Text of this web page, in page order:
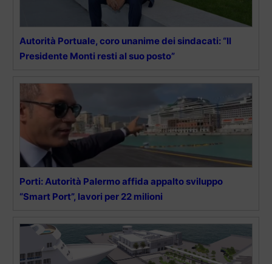
Autorità Portuale, coro unanime dei sindacati: “Il
Presidente Monti resti al suo posto”
Porti: Autorità Palermo affida appalto sviluppo
“Smart Port”, lavori per 22 milioni